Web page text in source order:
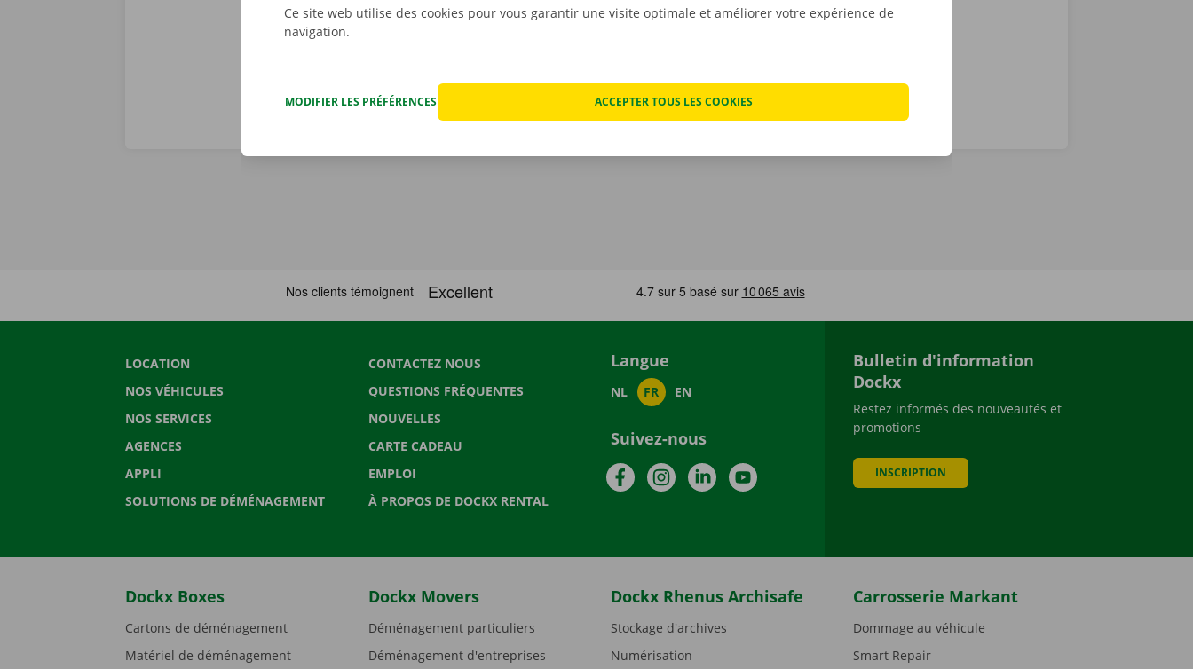
Dockx, vous prenez la route en toute sérénité !
LOCATION
NOS VÉHICULES
NOS SERVICES
AGENCES
APPLI
SOLUTIONS DE DÉMÉNAGEMENT
CONTACTEZ NOUS
QUESTIONS FRÉQUENTES
NOUVELLES
CARTE CADEAU
EMPLOI
À PROPOS DE DOCKX RENTAL
Langue
NL FR EN
Suivez-nous
FacebookInstagramLinkedInYouTube
Bulletin d'information
Dockx
Restez informés des nouveautés et
promotions
INSCRIPTION
Dockx Boxes
Cartons de déménagement
Matériel de déménagement
Dockx Movers
Déménagement particuliers
Déménagement d'entreprises
Dockx Rhenus Archisafe
Stockage d'archives
Numérisation
Carrosserie Markant
Dommage au véhicule
Smart Repair
Ce site web utilise des cookies pour vous garantir une visite optimale et améliorer votre expérience de
navigation.
MODIFIER LES PRÉFÉRENCES ACCEPTER TOUS LES COOKIES